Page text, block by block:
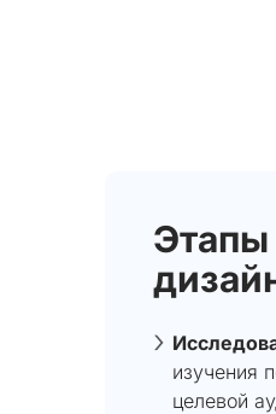
Этапы
изучения
целевой